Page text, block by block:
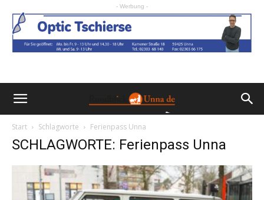
- Werbung -
Start Schlagworte Ferienpass Unna
SCHLAGWORTE: Ferienpass Unna